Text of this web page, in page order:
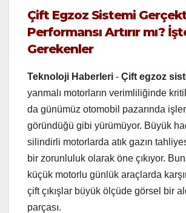
Çift Egzoz Sistemi
Performansı Artırır mı?
Gerekenler
Teknoloji Haberleri - Çift egzoz
yanmalı motorların verimliliğinde
da günümüz otomobil pazarında
göründüğü gibi yürümüyor. Büyük
silindirli motorlarda atık gazın
bir zorunluluk olarak öne çıkıyor.
küçük motorlu günlük araçlarda
çift çıkışlar büyük ölçüde görsel bir
parçası.